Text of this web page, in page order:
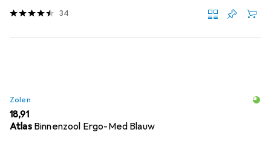
34
Zolen
EUR
18,91
Atlas Binnenzool Ergo-Med Blauw